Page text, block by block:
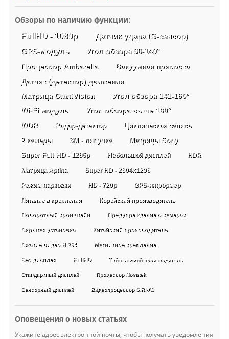
Обзоры по наличию функции:
FullHD - 1080p
Датчик удара (G-сенсор)
GPS-модуль
Угол обзора 90-140°
Процессор Ambarella
Вакуумная присоска
Датчик (детектор) движения
Матрица OmniVision
Угол обзора 141-160°
Wi-Fi модуль
Угол обзора выше 160°
WDR
Радар-детектор
Циклическая запись
2 камеры
3М - липучка Матрицы Sony
Super Full HD - 1296p Небольшой дисплей HDR
Матрица Aptina Super HD - 2304х1296
Режим парковки HD - 720p GPS-информер
Питание в креплении Корейский производитель
Поворотный кронштейн Предупреждение о камерах
Скрытая установка Китайский производитель
Сжатие видео H.264 Магнитное крепление
Без дисплея FullHD Тайваньский производитель
Стандартный дисплей Процессор Novatek
Сенсорный дисплей Видеопроцессор SIRI-A9
Оповещения о новых статьях
Укажите адрес электронной почты, чтобы получать уведомления